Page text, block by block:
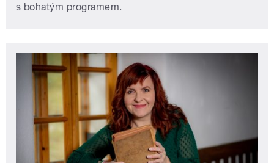
s bohatým programem.